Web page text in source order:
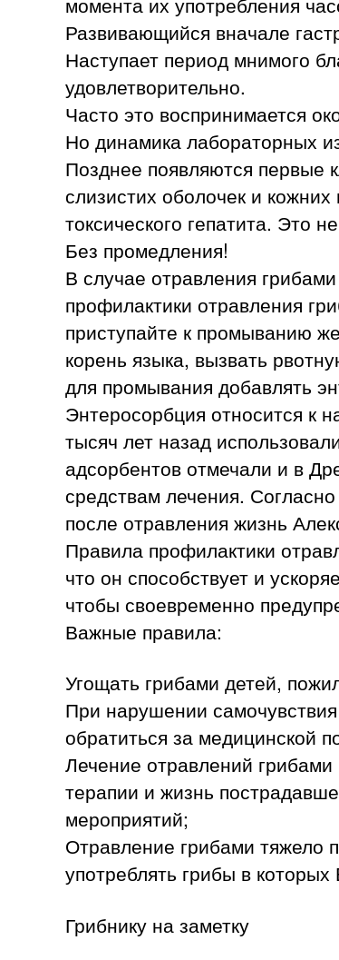
Развивающийся вначале
Наступает период мнимого
удовлетворительно.
Часто это воспринимается
Но динамика лабораторных
Позднее появляются первые
слизистих оболочек и
токсического гепатита. Это
Без промедления!
В случае отравления
профилактики отравления
приступайте к промыванию
корень языка, вызвать
для промывания добавлять
Энтеросорбция относится к
тысяч лет назад
адсорбентов отмечали и в
средствам лечения.
после отравления жизнь
Правила профилактики
что он способствует и
чтобы своевременно
Важные правила:
Угощать грибами детей,
При нарушении
обратиться за медицинской
Лечение отравлений
терапии и жизнь
мероприятий;
Отравление грибами тяжело
употреблять грибы в
Грибнику на заметку